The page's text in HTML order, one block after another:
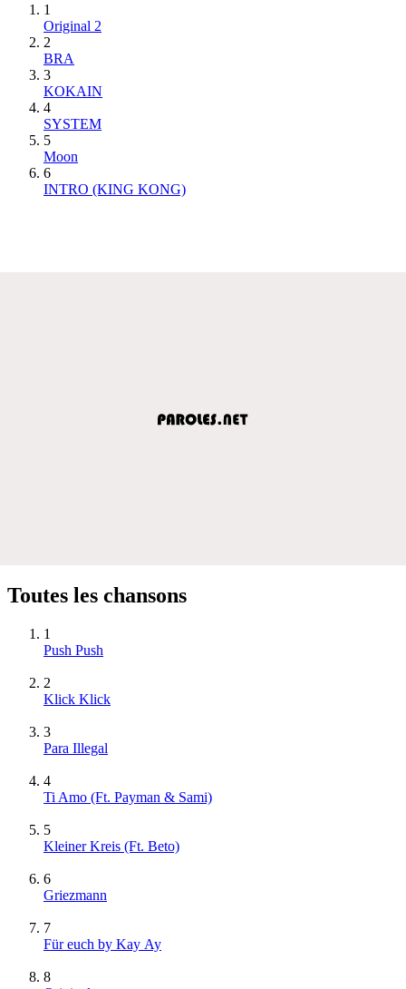
1
Original 2
2
BRA
3
KOKAIN
4
SYSTEM
5
Moon
6
INTRO (KING KONG)
Toutes les chansons
1
Push Push
2
Klick Klick
3
Para Illegal
4
Ti Amo (Ft. Payman & Sami)
5
Kleiner Kreis (Ft. Beto)
6
Griezmann
7
Für euch by Kay Ay
8